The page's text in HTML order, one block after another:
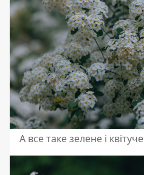
А все таке зелене і квітуче